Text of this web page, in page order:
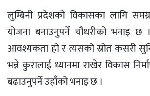
लुम्बिनी प्रदेशको विकासका लागि
योजना बनाउनुपर्ने चौधरीको भनाइ छ
आवश्यकता हो र त्यसको स्रोत कसरी
भन्ने कुरालाई ध्यानमा राखेर विकास
बढाउनुपर्ने उहाँको भनाइ छ ।